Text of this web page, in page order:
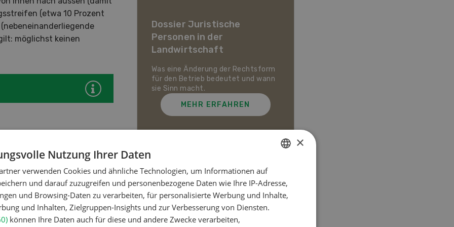
(etwa 10 Prozent
möglichst keinen
als eine Biene
(rotierende Mähwerke
/ ha): nur mit
Landwirtschaft im
den Schweizer Pflanzenbau
MEHR ERFAHREN
Dossier Juristische
Personen in der
Landwirtschaft
Was eine Änderung der Rechtsform
für den Betrieb bedeutet und wann
sie Sinn macht.
MEHR ERFAHREN
Meistgelesene Artikel
Nutztiere
FRENCH
×
Nutzung Ihrer Daten
verwenden Cookies und ähnliche Technologien, um Informationen auf
und darauf zuzugreifen und personenbezogene Daten wie Ihre IP-Adresse,
und Browsing-Daten zu verarbeiten, für personalisierte Werbung und Inhalte,
und Inhalten, Zielgruppen-Insights und zur Verbesserung von Diensten.
können Ihre Daten auch für diese und andere Zwecke verarbeiten,